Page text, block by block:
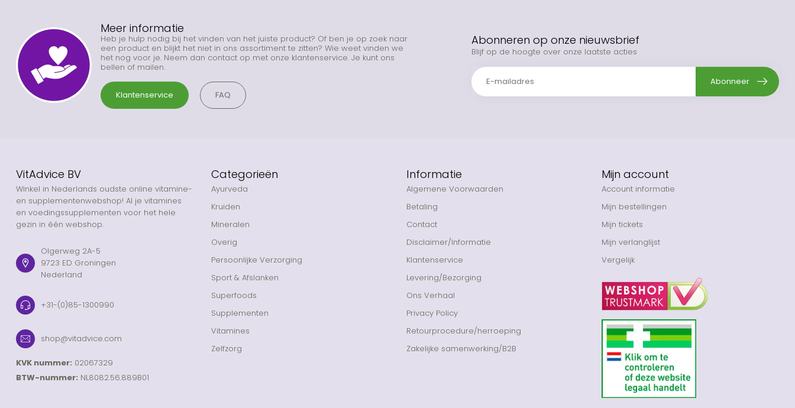
Meer informatie
Heb je hulp nodig bij het vinden van het juiste product? Of ben je op zoek naar
een product en blijkt het niet in ons assortiment te zitten? Wie weet vinden we
het nog voor je. Neem dan contact op met onze klantenservice. Je kunt ons
bellen of mailen.
Klantenservice FAQ
Abonneren op onze nieuwsbrief
Blijf op de hoogte over onze laatste acties
Abonneer
VitAdvice BV
Winkel in Nederlands oudste online vitamine-
en supplementenwebshop! Al je vitamines
en voedingssupplementen voor het hele
gezin in één webshop.
Olgerweg 2A-5
9723 ED Groningen
Nederland
+31-(0)85-1300990
shop@vitadvice.com
KVK nummer: 02067329
BTW-nummer: NL8082.56.889B01
Categorieën
Ayurveda
Kruiden
Mineralen
Overig
Persoonlijke Verzorging
Sport & Afslanken
Superfoods
Supplementen
Vitamines
Zelfzorg
Informatie
Algemene Voorwaarden
Betaling
Contact
Disclaimer/Informatie
Klantenservice
Levering/Bezorging
Ons Verhaal
Privacy Policy
Retourprocedure/herroeping
Zakelijke samenwerking/B2B
Mijn account
Account informatie
Mijn bestellingen
Mijn tickets
Mijn verlanglijst
Vergelijk